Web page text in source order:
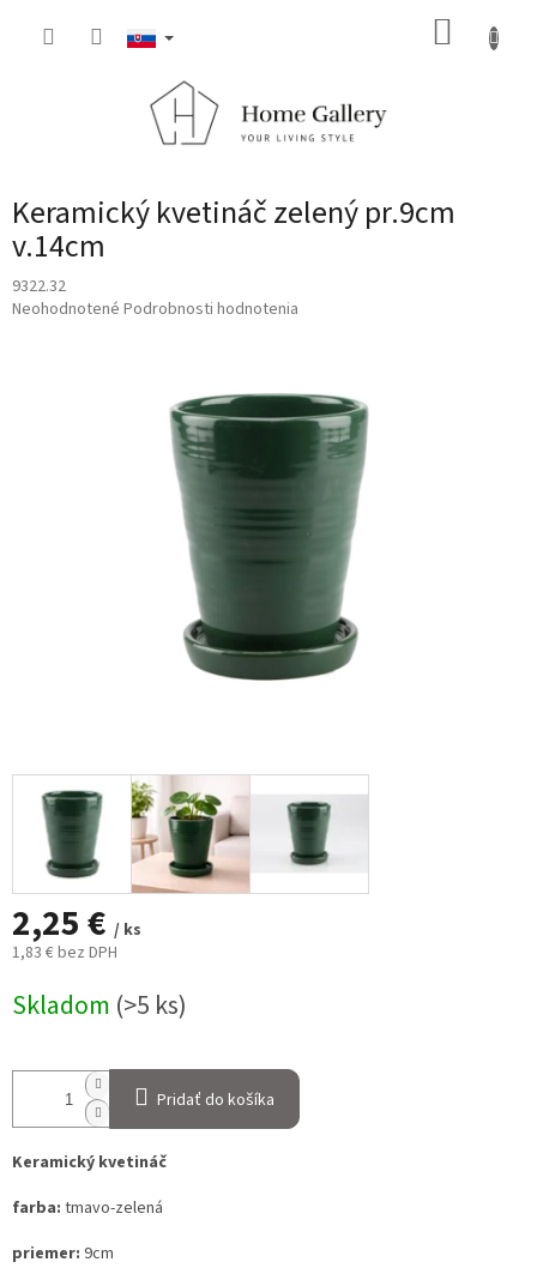
Keramický kvetináč zelený pr.9cm
v.14cm
9322.32
Priemerné
Neohodnotené Podrobnosti hodnotenia
2,25 € / ks
1,83 € bez DPH
cena:
Skladom (>5 ks)
Pridať do košíka
Keramický kvetináč
farba: tmavo-zelená
priemer: 9cm